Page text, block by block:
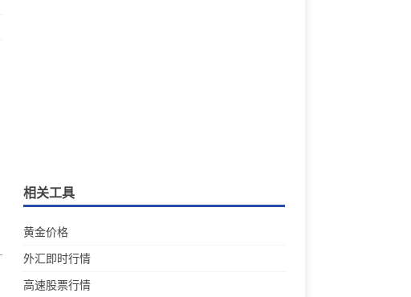
相关工具
黄金价格
外汇即时行情
高速股票行情